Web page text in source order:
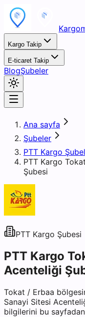
Kargo Takip
E-ticaret Takip
BlogŞubeler
Ana sayfa
Şubeler
PTT Kargo
PTT Kargo
Şubesi
PTT Kargo Şubesi
PTT Kargo
Acenteliği
Tokat / Erbaa
Sanayi Sitesi
bilgilerini bu